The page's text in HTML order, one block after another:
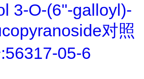
3-O-(6''-galloyl)-
对照
05-6